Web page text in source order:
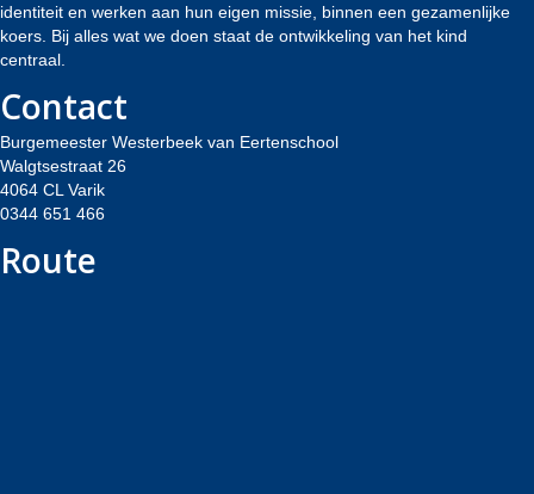
identiteit en werken aan hun eigen missie, binnen een gezamenlijke
koers. Bij alles wat we doen staat de ontwikkeling van het kind
centraal.
Contact
Burgemeester Westerbeek van Eertenschool
Walgtsestraat 26
4064 CL Varik
0344 651 466
Route